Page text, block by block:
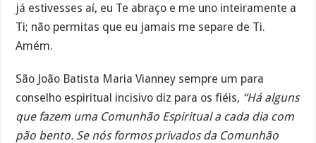
já estivesses aí, eu Te abraço e me uno inteiramente a
Ti; não permitas que eu jamais me separe de Ti.
Amém.
São João Batista Maria Vianney sempre um para
conselho espiritual incisivo diz para os fiéis, “Há alguns
que fazem uma Comunhão Espiritual a cada dia com
pão bento. Se nós formos privados da Comunhão